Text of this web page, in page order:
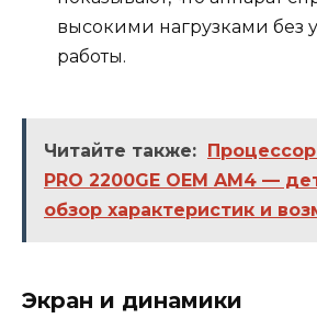
высокими нагрузками без
работы.
Читайте также:
PRO 2200GE OEM AM4 —
обзор характеристик и
Экран и динамики